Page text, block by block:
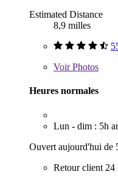
Estimated Distance
8,9 milles
VoirPhotos
Heures normales
Lun - dim : 5h
Ouvert aujourd'hui de
Retour client 24